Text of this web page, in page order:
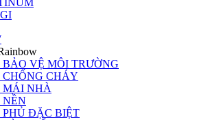
BẢO VỆ MÔI TRƯỜNG
CHỐNG CHÁY
MÁI NHÀ
NỀN
PHỦ ĐẶC BIỆT